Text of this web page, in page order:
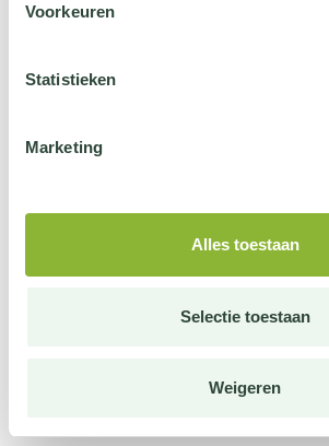
Voorkeuren
Statistieken
Marketing
Alles toestaan
Selectie toestaan
Weigeren